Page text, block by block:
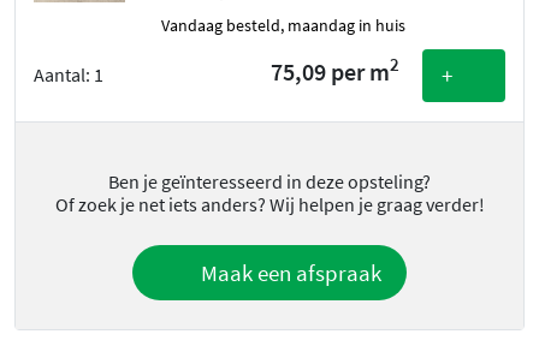
vandaag besteld, maandag in huis
Aantal: 1 75,09 per m2 +
Ben je geïnteresseerd in deze opsteling?
Of zoek je net iets anders? Wij helpen je graag verder!
Maak een afspraak